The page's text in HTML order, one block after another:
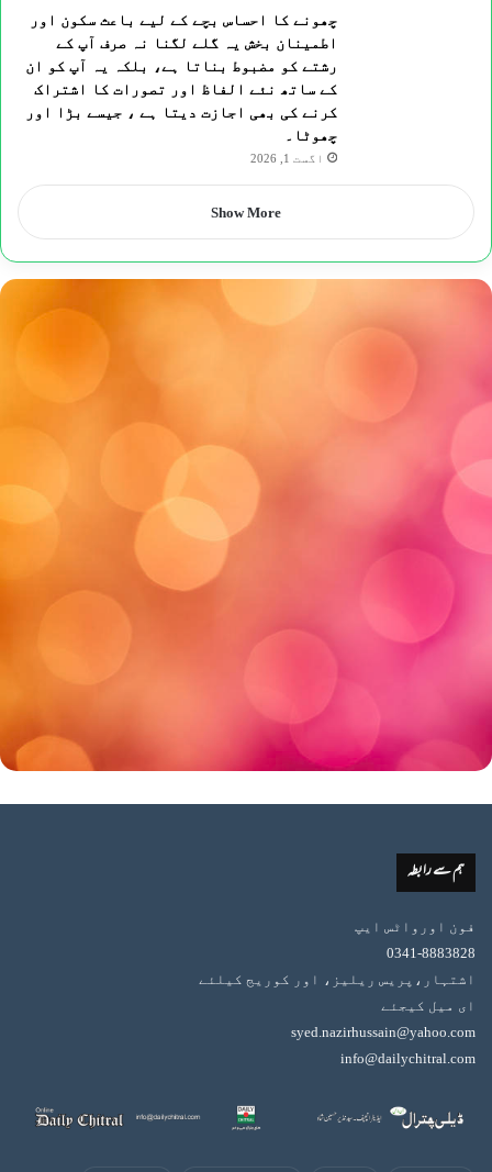
چھونے کا احساس بچے کے لیے باعث سکون اور
اطمینان بخش یہ گلے لگنا نہ صرف آپ کے
رشتے کو مضبوط بناتا ہے، بلکہ یہ آپ کو ان
کے ساتھ نئے الفاظ اور تصورات کا اشتراک
کرنے کی بھی اجازت دیتا ہے ، جیسے بڑا اور
چھوٹا۔
اگست 1, 2026
Show More
ہم سے رابطہ
فون اورواٹس ایپ
0341-8883828
اشتہار،پریس ریلیز، اور کوریج کیلئے
ای میل کیجئے
syed.nazirhussain@yahoo.com
info@dailychitral.com